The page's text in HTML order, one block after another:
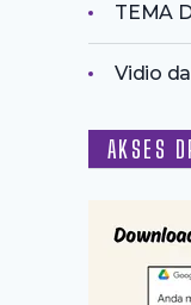
TEMA
Vidio
AKSES